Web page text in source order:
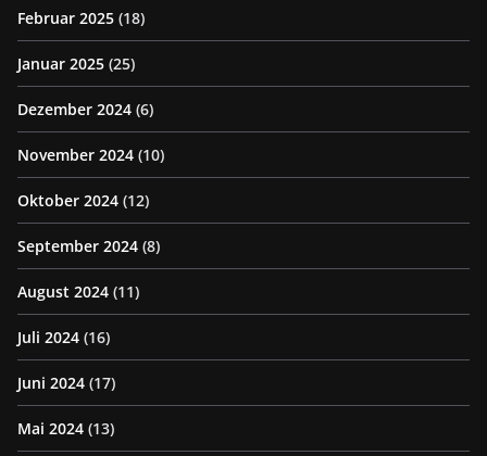
Februar 2025 (18)
Januar 2025 (25)
Dezember 2024 (6)
November 2024 (10)
Oktober 2024 (12)
September 2024 (8)
August 2024 (11)
Juli 2024 (16)
Juni 2024 (17)
Mai 2024 (13)